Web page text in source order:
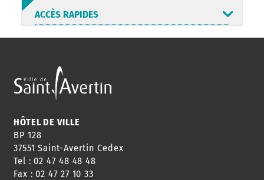
ACCÈS RAPIDES
ANNUAIRE
HORAIRES
CONSEILS
DE QUARTIER
HÔTEL DE VILLE
BP 128
37551 Saint-Avertin Cedex
Tel : 02 47 48 48 48
Fax : 02 47 27 10 33